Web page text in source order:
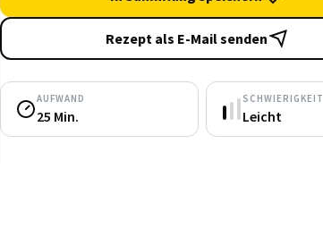
Rezept als E-Mail senden
AUFWAND
25 Min.
SCHWIERIGKEIT
Leicht